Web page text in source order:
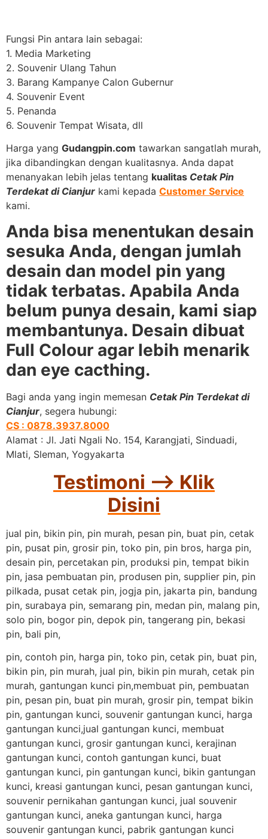
Fungsi Pin antara lain sebagai:
1. Media Marketing
2. Souvenir Ulang Tahun
3. Barang Kampanye Calon Gubernur
4. Souvenir Event
5. Penanda
6. Souvenir Tempat Wisata, dll
Harga yang Gudangpin.com tawarkan sangatlah murah,
jika dibandingkan dengan kualitasnya. Anda dapat
menanyakan lebih jelas tentang kualitas Cetak Pin
Terdekat di Cianjur kami kepada Customer Service
kami.
Anda bisa menentukan desain
sesuka Anda, dengan jumlah
desain dan model pin yang
tidak terbatas. Apabila Anda
belum punya desain, kami siap
membantunya. Desain dibuat
Full Colour agar lebih menarik
dan eye cacthing.
Bagi anda yang ingin memesan Cetak Pin Terdekat di
Cianjur, segera hubungi:
CS : 0878.3937.8000
Alamat : Jl. Jati Ngali No. 154, Karangjati, Sinduadi,
Mlati, Sleman, Yogyakarta
Testimoni –> Klik
Disini
jual pin, bikin pin, pin murah, pesan pin, buat pin, cetak
pin, pusat pin, grosir pin, toko pin, pin bros, harga pin,
desain pin, percetakan pin, produksi pin, tempat bikin
pin, jasa pembuatan pin, produsen pin, supplier pin, pin
pilkada, pusat cetak pin, jogja pin, jakarta pin, bandung
pin, surabaya pin, semarang pin, medan pin, malang pin,
solo pin, bogor pin, depok pin, tangerang pin, bekasi
pin, bali pin,
pin, contoh pin, harga pin, toko pin, cetak pin, buat pin,
bikin pin, pin murah, jual pin, bikin pin murah, cetak pin
murah, gantungan kunci pin,membuat pin, pembuatan
pin, pesan pin, buat pin murah, grosir pin, tempat bikin
pin, gantungan kunci, souvenir gantungan kunci, harga
gantungan kunci,jual gantungan kunci, membuat
gantungan kunci, grosir gantungan kunci, kerajinan
gantungan kunci, contoh gantungan kunci, buat
gantungan kunci, pin gantungan kunci, bikin gantungan
kunci, kreasi gantungan kunci, pesan gantungan kunci,
souvenir pernikahan gantungan kunci, jual souvenir
gantungan kunci, aneka gantungan kunci, harga
souvenir gantungan kunci, pabrik gantungan kunci